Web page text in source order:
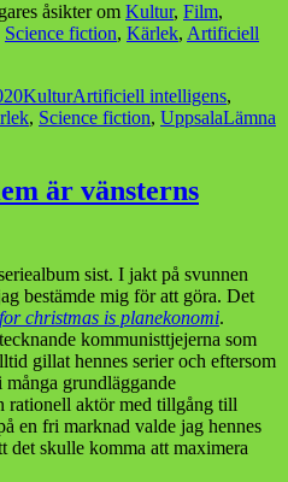
åsikter om Kultur, Film,
Science fiction, Kärlek, Artificiell
Kategorier
KulturTaggar
Artificiell intelligens,
, Science fiction, UppsalaLämna
är vänsterns
sist. I jakt på svunnen
bestämde mig för att göra. Det
christmas is planekonomi.
kommunisttjejerna som
gillat hennes serier och eftersom
grundläggande
rationell aktör med tillgång till
en fri marknad valde jag hennes
det skulle komma att maximera